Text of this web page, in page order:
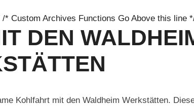
Custom Archives Functions Go Above this line
DEN
Kohlfahrt mit den Waldheim Werkstätten.